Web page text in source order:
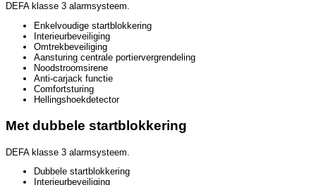
DEFA klasse 3 alarmsysteem.
Enkelvoudige startblokkering
Interieurbeveiliging
Omtrekbeveiliging
Aansturing centrale portiervergrendeling
Noodstroomsirene
Anti-carjack functie
Comfortsturing
Hellingshoekdetector
Met dubbele startblokkering
DEFA klasse 3 alarmsysteem.
Dubbele startblokkering
Interieurbeveiliging